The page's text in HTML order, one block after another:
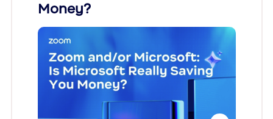
Money?